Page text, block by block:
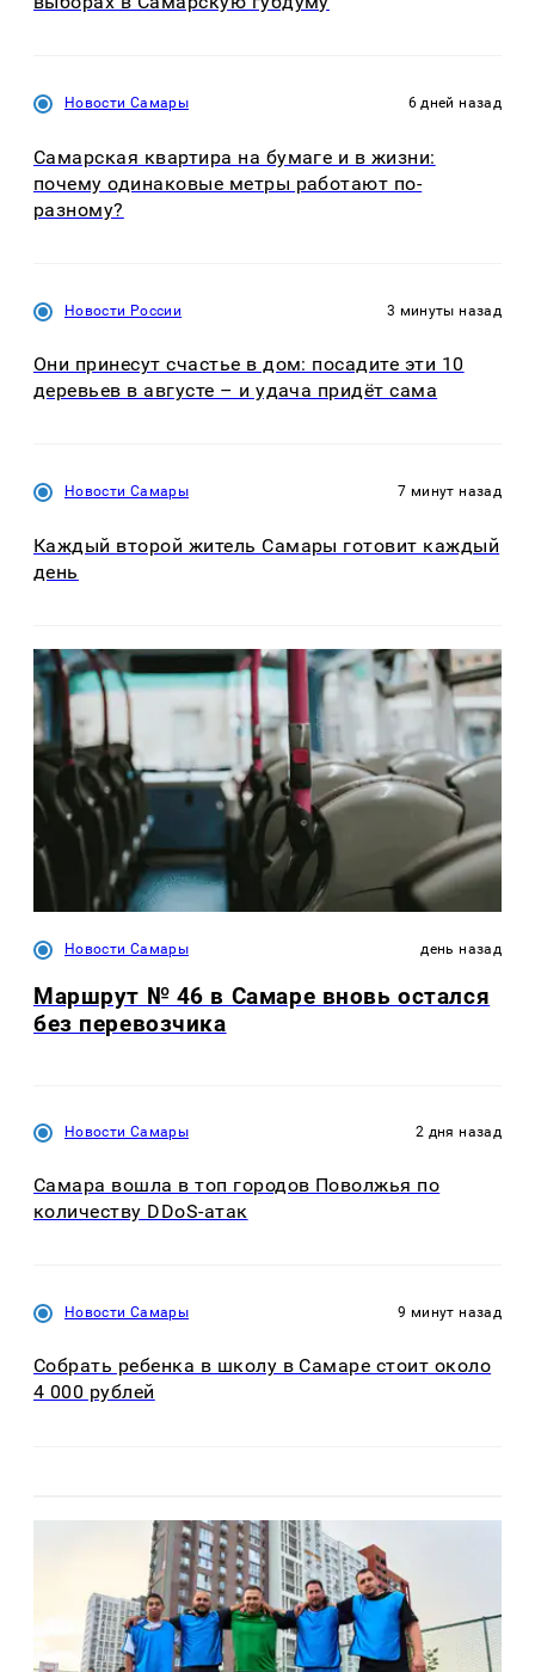
Новости Самары 6 дней назад
Самарская квартира на бумаге и в жизни:
почему одинаковые метры работают по-
разному?
Новости России 3 минуты назад
Они принесут счастье в дом: посадите эти 10
деревьев в августе – и удача придёт сама
Новости Самары 7 минут назад
Каждый второй житель Самары готовит каждый
день
Новости Самары день назад
Маршрут № 46 в Самаре вновь остался
без перевозчика
Новости Самары 2 дня назад
Самара вошла в топ городов Поволжья по
количеству DDoS-атак
Новости Самары 9 минут назад
Собрать ребенка в школу в Самаре стоит около
4 000 рублей